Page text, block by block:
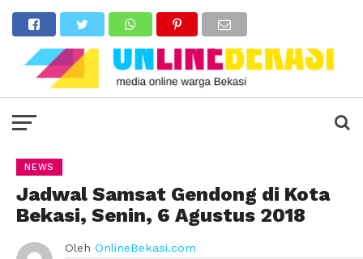
NEWS
Jadwal Samsat Gendong di Kota
Bekasi, Senin, 6 Agustus 2018
Oleh OnlineBekasi.com